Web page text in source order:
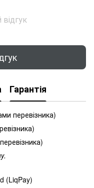
Гарантія
перевізника)
(LiqPay)